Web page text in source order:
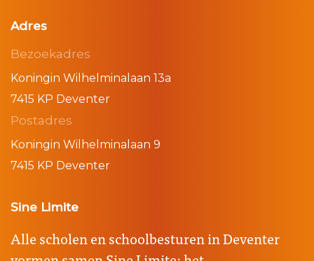
Adres
Bezoekadres
Koningin Wilhelminalaan 13a
7415 KP Deventer
Postadres
Koningin Wilhelminalaan 9
7415 KP Deventer
Sine Limite
Alle scholen en schoolbesturen in Deventer